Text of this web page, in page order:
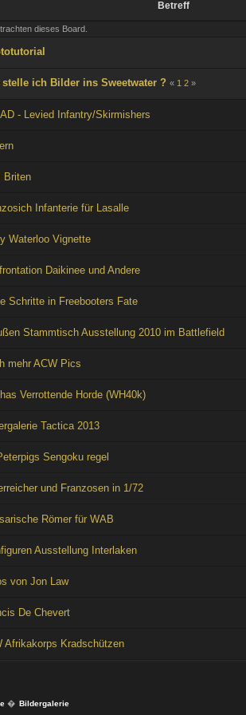
Betreff
dieses Board.
stelle ich Bilder ins Sweetwater ? « 1 2»
- Levied Infantry/Skirmishers
Briten
Infanterie für Lasalle
Waterloo Vignette
Daikinee und Andere
Schritte in Freebooters Fate
Stammtisch Ausstellung 2010 im Battlefield
mehr ACW Pics
Verrottende Horde (WH40k)
Tactica 2013
Sengoku regel
und Franzosen in 1/72
Römer für WAB
Ausstellung Interlaken
von Jon Law
De Chevert
Afrikakorps Kradschützen
� Bildergalerie